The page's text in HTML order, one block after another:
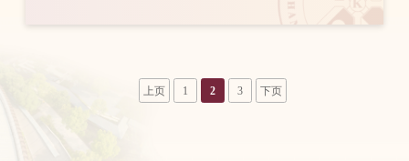
上页 1 2 3 下页